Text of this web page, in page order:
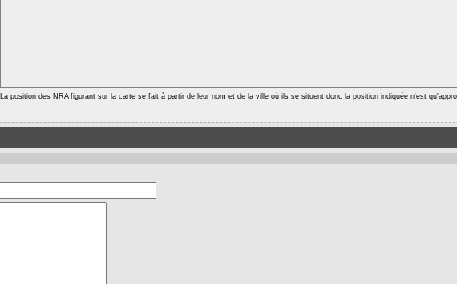
La position des NRA figurant sur la carte se fait à partir de leur nom et de la ville où ils se situent donc la position indiquée n'est